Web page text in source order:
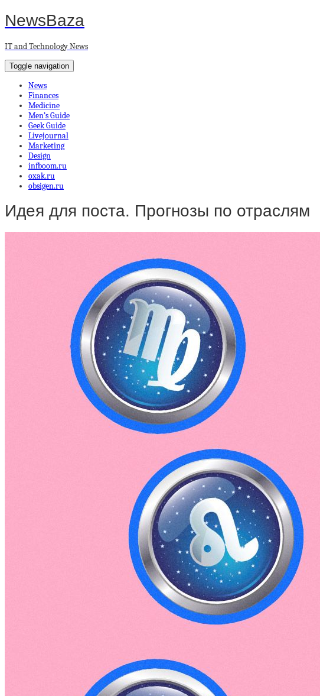
NewsBaza
IT and Technology News
Toggle navigation
News
Finances
Medicine
Men’s Guide
Geek Guide
Livejournal
Marketing
Design
infboom.ru
oxak.ru
obsigen.ru
Идея для поста. Прогнозы по отраслям